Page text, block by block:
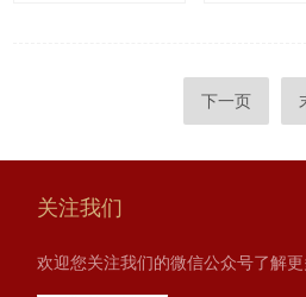
下一页
关注我们
欢迎您关注我们的微信公众号了解更